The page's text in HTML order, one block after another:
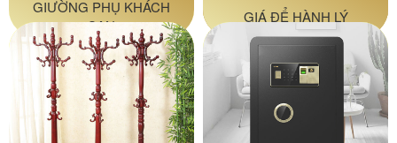
GIƯỜNG PHỤ KHÁCH
SẠN
GIÁ ĐỂ HÀNH LÝ